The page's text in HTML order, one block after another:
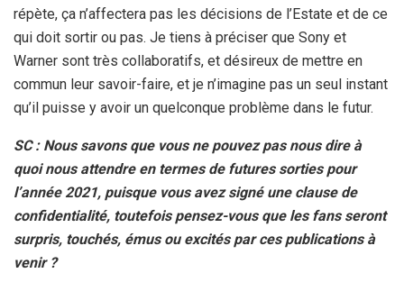
répète, ça n’affectera pas les décisions de l’Estate et de ce
qui doit sortir ou pas. Je tiens à préciser que Sony et
Warner sont très collaboratifs, et désireux de mettre en
commun leur savoir-faire, et je n’imagine pas un seul instant
qu’il puisse y avoir un quelconque problème dans le futur.
SC : Nous savons que vous ne pouvez pas nous dire à
quoi nous attendre en termes de futures sorties pour
l’année 2021, puisque vous avez signé une clause de
confidentialité, toutefois pensez-vous que les fans seront
surpris, touchés, émus ou excités par ces publications à
venir ?